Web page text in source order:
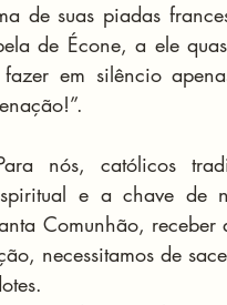
de suas piadas
de Écone, a ele
em silêncio
nós, católicos
e a chave de
Comunhão,
necessitamos de